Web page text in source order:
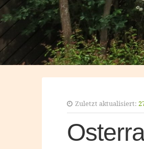
Zuletzt aktualisiert: